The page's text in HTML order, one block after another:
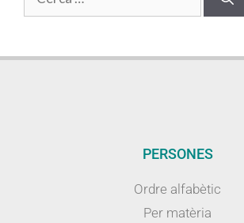
PERSONES
Ordre alfabètic
Per matèria